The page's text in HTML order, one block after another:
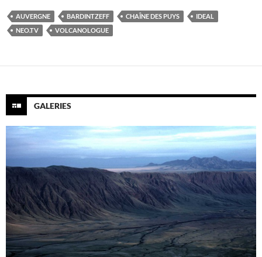
AUVERGNE BARDINTZEFF CHAÎNE DES PUYS
IDEAL
NEO.TV
VOLCANOLOGUE
GALERIES